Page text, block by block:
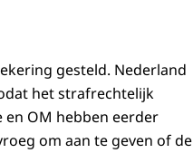
gesteld. Nederland
het strafrechtelijk
OM hebben eerder
om aan te geven of de